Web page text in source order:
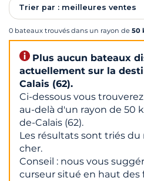
Trier par : meilleures ventes
0 bateaux trouvés dans un rayon de 50
Plus aucun bateaux
actuellement sur la
Calais (62).
Ci-dessous vous
au-delà d'un rayon de 50
de-Calais (62).
Les résultats sont triés
cher.
Conseil : nous vous
curseur situé en haut des